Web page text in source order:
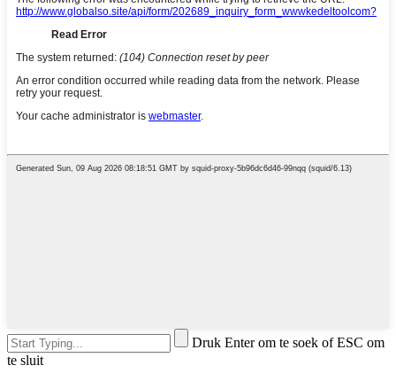
Druk Enter om te soek of ESC om
te sluit